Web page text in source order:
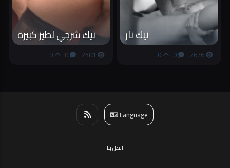
نيك نار
2676
0
0
نيك شرجي لطيز كبيرة
0
0
Language
اتصل بنا